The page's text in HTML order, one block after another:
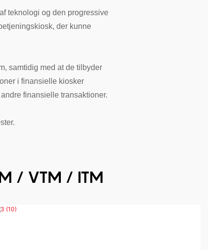
​​teknologi og den progressive
der kunne
samtidig med at de tilbyder
i finansielle kiosker
finansielle transaktioner.
/ VTM / ITM